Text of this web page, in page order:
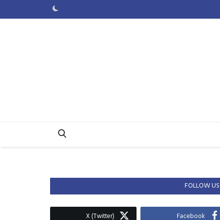
FOLLOW US
Facebook
X (Twitter)